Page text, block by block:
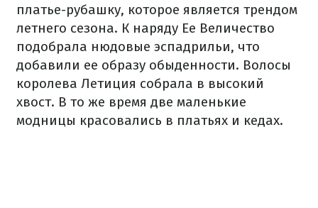
платье-рубашку, которое является трендом
летнего сезона. К наряду Ее Величество
подобрала нюдовые эспадрильи, что
добавили ее образу обыденности. Волосы
королева Летиция собрала в высокий
хвост. В то же время две маленькие
модницы красовались в платьях и кедах.